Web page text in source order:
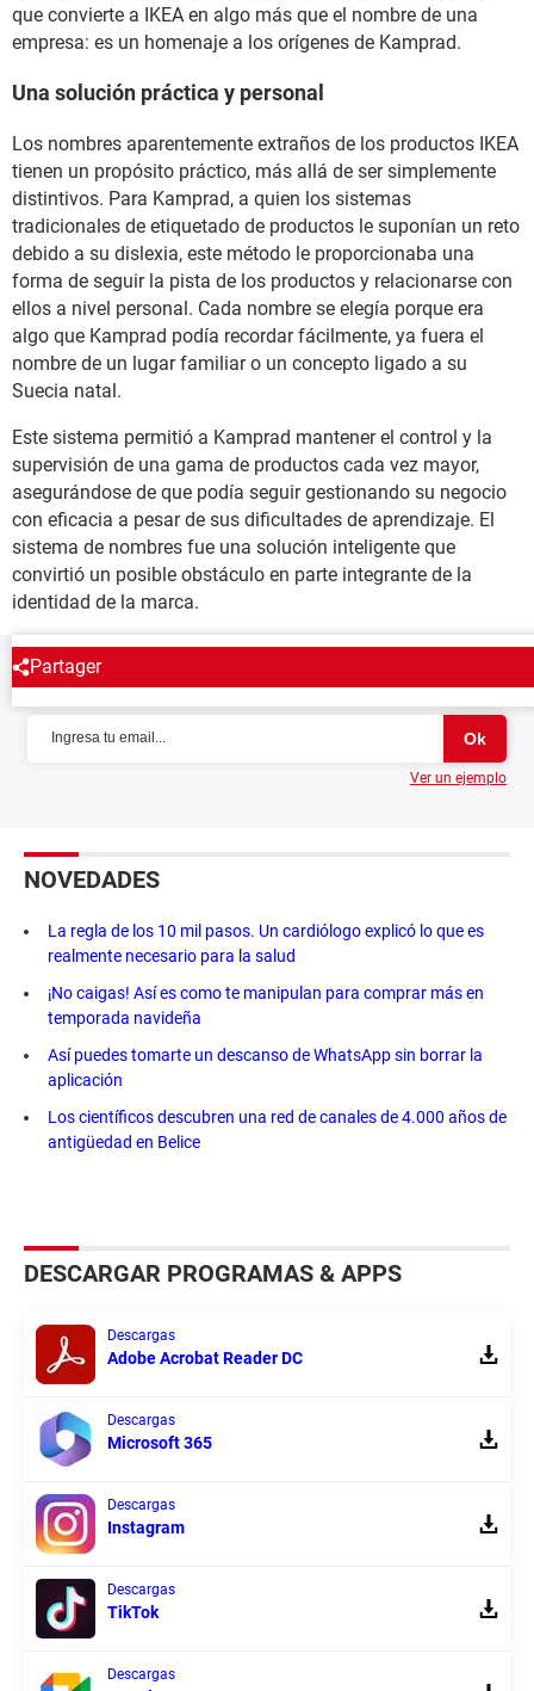
que convierte a IKEA en algo más que el nombre de una
empresa: es un homenaje a los orígenes de Kamprad.
Una solución práctica y personal
Los nombres aparentemente extraños de los productos IKEA
tienen un propósito práctico, más allá de ser simplemente
distintivos. Para Kamprad, a quien los sistemas
tradicionales de etiquetado de productos le suponían un reto
debido a su dislexia, este método le proporcionaba una
forma de seguir la pista de los productos y relacionarse con
ellos a nivel personal. Cada nombre se elegía porque era
algo que Kamprad podía recordar fácilmente, ya fuera el
nombre de un lugar familiar o un concepto ligado a su
Suecia natal.
Este sistema permitió a Kamprad mantener el control y la
supervisión de una gama de productos cada vez mayor,
asegurándose de que podía seguir gestionando su negocio
con eficacia a pesar de sus dificultades de aprendizaje. El
sistema de nombres fue una solución inteligente que
convirtió un posible obstáculo en parte integrante de la
identidad de la marca.
Partager
NEWSLETTER
Ver un ejemplo
NOVEDADES
La regla de los 10 mil pasos. Un cardiólogo explicó lo que es
realmente necesario para la salud
¡No caigas! Así es como te manipulan para comprar más en
temporada navideña
Así puedes tomarte un descanso de WhatsApp sin borrar la
aplicación
Los científicos descubren una red de canales de 4.000 años de
antigüedad en Belice
DESCARGAR PROGRAMAS & APPS
Descargas
Adobe Acrobat Reader DC
Descargas
Microsoft 365
Descargas
Instagram
Descargas
TikTok
Descargas